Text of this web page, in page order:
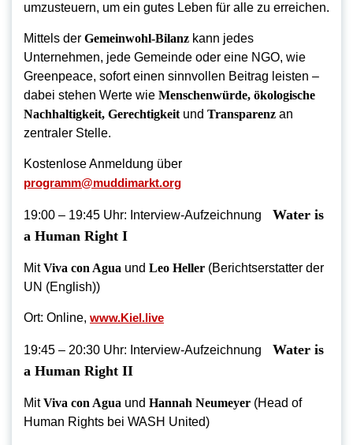
umzusteuern, um ein gutes Leben für alle zu erreichen.
Mittels der Gemeinwohl-Bilanz kann jedes
Unternehmen, jede Gemeinde oder eine NGO, wie
Greenpeace, sofort einen sinnvollen Beitrag leisten –
dabei stehen Werte wie Menschenwürde, ökologische
Nachhaltigkeit, Gerechtigkeit und Transparenz an
zentraler Stelle.
Kostenlose Anmeldung über
programm@muddimarkt.org
19:00 – 19:45 Uhr: Interview-Aufzeichnung Water is
a Human Right I
MitViva con Agua und Leo Heller (Berichtserstatter der
UN (English))
Ort: Online, www.Kiel.live
19:45 – 20:30 Uhr: Interview-Aufzeichnung Water is
a Human Right II
MitViva con Agua und Hannah Neumeyer (Head of
Human Rights bei WASH United)